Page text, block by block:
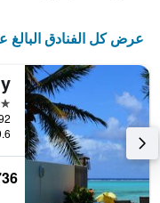
التالي
Y
الذي
يعرض
متوسط
سعر
عرض كل الفنادق البالغ
4 نجوم
9.6 كيلومتر